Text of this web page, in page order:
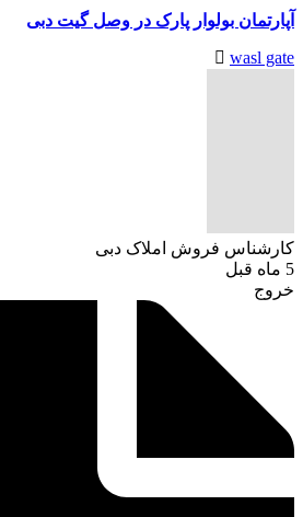
آپارتمان بولوار پارک در وصل گیت دبی
wasl gate
کارشناس فروش املاک دبی
5 ماه قبل
خروج